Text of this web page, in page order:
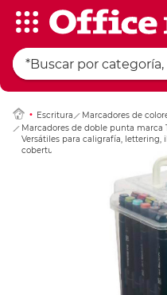
Escritura
Marcadores de
Marcadores de doble punta
Versátiles para caligrafía, lettering,
cobertura.